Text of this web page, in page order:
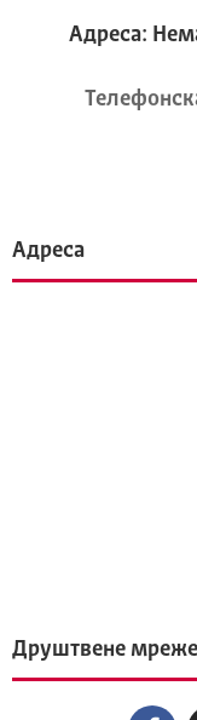
Адреса:
Адреса
Друштвене мреже